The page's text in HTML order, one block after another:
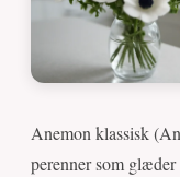
Anemon klassisk
perenner som glæder